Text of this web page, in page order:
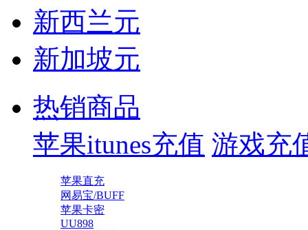
新西兰元
新加坡元
热销商品
苹果itunes充值 游戏充
苹果直充
网易宝/BUFF
苹果卡密
UU898